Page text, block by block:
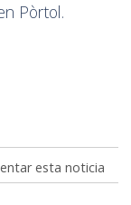
Pòrtol.
esta noticia